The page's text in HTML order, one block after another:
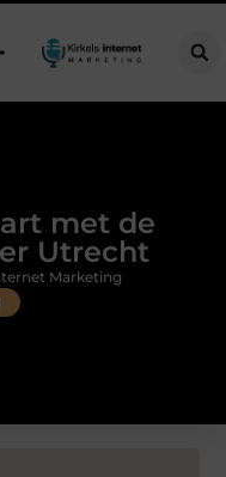
met de
Utrecht
Marketing